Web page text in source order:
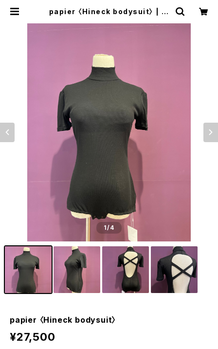
papier 〈Hineck bodysuit〉 | tr
1/4
papier 〈Hineck bodysuit〉
¥27,500